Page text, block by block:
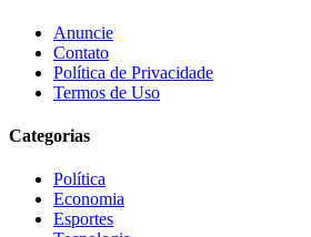
Anuncie
Contato
Política de Privacidade
Termos de Uso
Categorias
Política
Economia
Esportes